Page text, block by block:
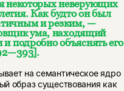
некоторых неверующих
Как будто он был
и резким, —
ума, находящий
подробно объяснять его
на семантическое ядро
образ существования как